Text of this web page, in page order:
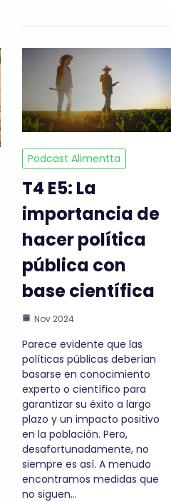
Podcast Alimentta
T4 E5: La
importancia de
hacer política
pública con
base científica
Nov 2024
Parece evidente que las
políticas públicas deberían
basarse en conocimiento
experto o científico para
garantizar su éxito a largo
plazo y un impacto positivo
en la población. Pero,
desafortunadamente, no
siempre es así. A menudo
encontramos medidas que
no siguen…